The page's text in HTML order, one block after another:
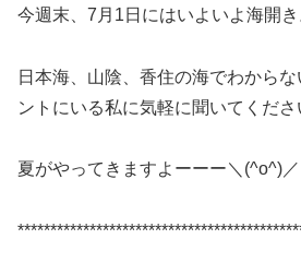
今週末、7月1日にはいよいよ海開き
日本海、山陰、香住の海でわから
ントにいる私に気軽に聞いてくださ
夏がやってきますよーーー＼(^o^)／